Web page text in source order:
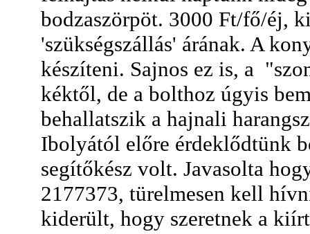
bodzaszörpöt. 3000 Ft/fő/éj,
'szükségszállás' árának. A
készíteni. Sajnos ez is, a
kéktől, de a bolthoz úgyis
behallatszik a hajnali
Ibolyától előre érdeklődtünk
segítőkész volt. Javasolta
2177373, türelmesen kell
kiderült, hogy szeretnek a